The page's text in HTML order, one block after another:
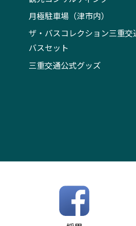
月極駐車場（津市内）
ザ・バスコレクション三重交
バスセット
三重交通公式グッズ